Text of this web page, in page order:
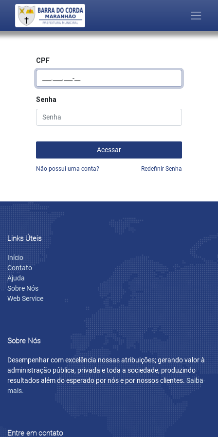
CPF
Senha
Acessar
Não possui uma conta? Redefinir Senha
Links Úteis
Início
Contato
Ajuda
Sobre Nós
Web Service
Sobre Nós
Desempenhar com excelência nossas atribuições; gerando valor à
administração pública, privada e toda a sociedade, produzindo
resultados além do esperado por nós e por nossos clientes.Saiba
mais.
Entre em contato